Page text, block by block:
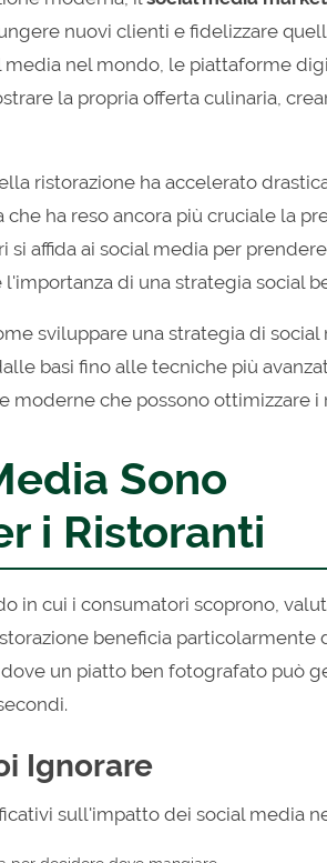
nuovi clienti e fidelizzare
nel mondo, le piattaforme
la propria offerta culinaria,
ristorazione ha accelerato
ha reso ancora più cruciale la
si affida ai social media per
di una strategia social
sviluppare una strategia di social
basi fino alle tecniche più
che possono ottimizzare i
Sono
i Ristoranti
in cui i consumatori scoprono,
beneficia particolarmente
un piatto ben fotografato può
Ignorare
sull'impatto dei social media